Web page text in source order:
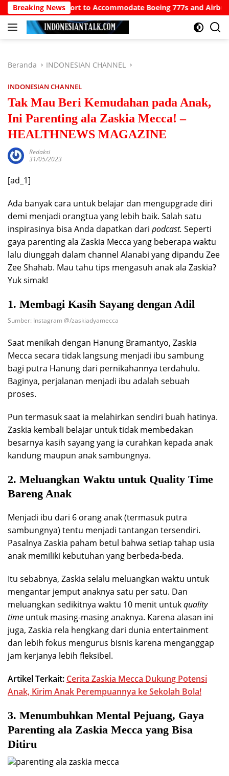
Langsung
ke
konten
Breaking News
Bali Airport to Accommodate Boeing 777s and Airbus A380s
Beranda INDONESIAN CHANNEL
INDONESIAN CHANNEL
Tak Mau Beri Kemudahan pada Anak,
Ini Parenting ala Zaskia Mecca! –
HEALTHNEWS MAGAZINE
Redaksi
31/05/2023
[ad_1]
Ada banyak cara untuk belajar dan mengupgrade diri
demi menjadi orangtua yang lebih baik. Salah satu
inspirasinya bisa Anda dapatkan dari podcast. Seperti
gaya parenting ala Zaskia Mecca yang beberapa waktu
lalu diunggah dalam channel Alanabi yang dipandu Zee
Zee Shahab. Mau tahu tips mengasuh anak ala Zaskia?
Yuk simak!
1. Membagi Kasih Sayang dengan Adil
Sumber: Instagram @/zaskiadyamecca
Saat menikah dengan Hanung Bramantyo, Zaskia
Mecca secara tidak langsung menjadi ibu sambung
bagi putra Hanung dari pernikahannya terdahulu.
Baginya, perjalanan menjadi ibu adalah sebuah
proses.
Pun termasuk saat ia melahirkan sendiri buah hatinya.
Zaskia kembali belajar untuk tidak membedakan
besarnya kasih sayang yang ia curahkan kepada anak
kandung maupun anak sambungnya.
2. Meluangkan Waktu untuk Quality Time
Bareng Anak
Menjadi ibu dari 6 orang anak (termasuk putra
sambungnya) tentu menjadi tantangan tersendiri.
Pasalnya Zaskia paham betul bahwa setiap tahap usia
anak memiliki kebutuhan yang berbeda-beda.
Itu sebabnya, Zaskia selalu meluangkan waktu untuk
mengantar jemput anaknya satu per satu. Dan
meluangkan sedikitnya waktu 10 menit untukquality
time untuk masing-masing anaknya. Karena alasan ini
juga, Zaskia rela hengkang dari dunia entertainment
dan lebih fokus mengurus bisnis karena menganggap
jam kerjanya lebih fleksibel.
Artikel Terkait: Cerita Zaskia Mecca Dukung Potensi
Anak, Kirim Anak Perempuannya ke Sekolah Bola!
3. Menumbuhkan Mental Pejuang, Gaya
Parenting ala Zaskia Mecca yang Bisa
Ditiru